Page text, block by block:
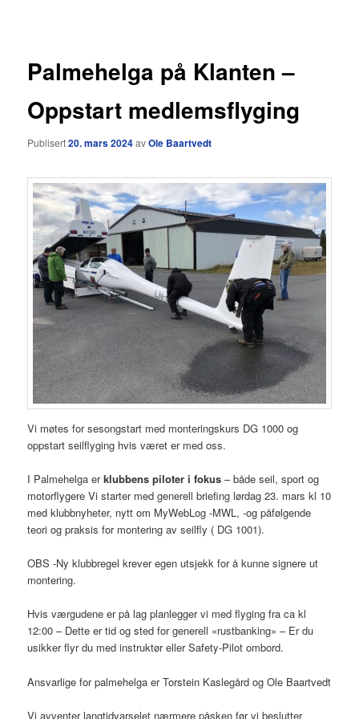
Palmehelga på Klanten –
Oppstart medlemsflyging
Publisert20. mars 2024avOle Baartvedt
Vi møtes for sesongstart med monteringskurs DG 1000 og
oppstart seilflyging hvis været er med oss.
I Palmehelga erklubbens piloter i fokus – både seil, sport og
motorflygere Vi starter med generell briefing lørdag 23. mars kl 10
med klubbnyheter, nytt om MyWebLog -MWL, -og påfølgende
teori og praksis for montering av seilfly ( DG 1001).
OBS -Ny klubbregel krever egen utsjekk for å kunne signere ut
montering.
Hvis værgudene er på lag planlegger vi med flyging fra ca kl
12:00 – Dette er tid og sted for generell «rustbanking» – Er du
usikker flyr du med instruktør eller Safety-Pilot ombord.
Ansvarlige for palmehelga er Torstein Kaslegård og Ole Baartvedt
Vi avventer langtidvarselet nærmere påsken før vi beslutter